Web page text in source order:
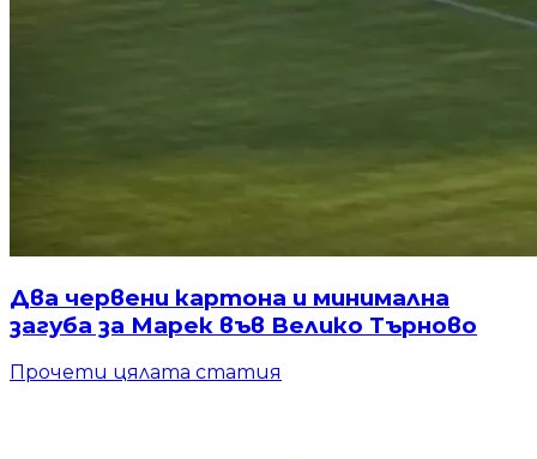
Два червени картона и минимална
загуба за Марек във Велико Търново
Прочети цялата статия